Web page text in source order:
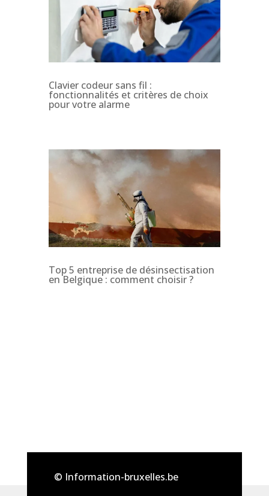
Clavier codeur sans fil :
fonctionnalités et critères de choix
pour votre alarme
Top 5 entreprise de désinsectisation
en Belgique : comment choisir ?
© Information-bruxelles.be